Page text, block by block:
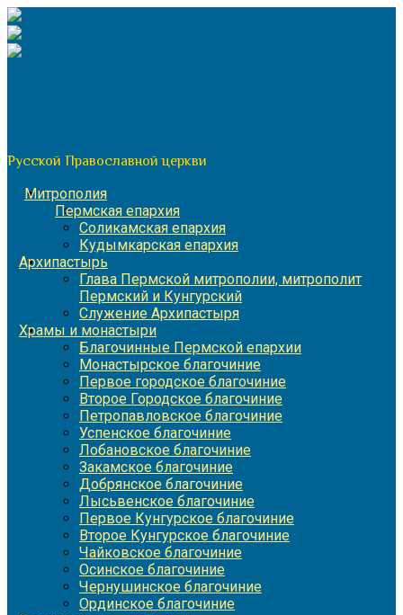
Перейти
к
содержимому
Русской Православной церкви
Митрополия
Пермская епархия
Соликамская епархия
Кудымкарская епархия
Архипастырь
Глава Пермской митрополии, митрополит
Пермский и Кунгурский
Служение Архипастыря
Храмы и монастыри
Благочинные Пермской епархии
Монастырское благочиние
Первое городское благочиние
Второе Городское благочиние
Петропавловское благочиние
Успенское благочиние
Лобановское благочиние
Закамское благочиние
Добрянское благочиние
Лысьвенское благочиние
Первое Кунгурское благочиние
Второе Кунгурское благочиние
Чайковское благочиние
Осинское благочиние
Чернушинское благочиние
Ординское благочиние